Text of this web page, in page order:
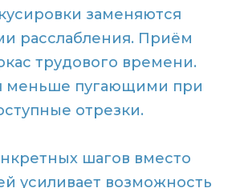
заменяются
расслабления. Приём
трудового времени.
меньше пугающими при
отрезки.
шагов вместо
усиливает возможность